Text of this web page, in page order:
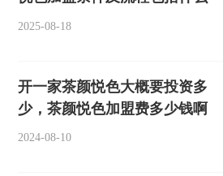
2025-08-18
开一家茶颜悦色大概要投资多
少，茶颜悦色加盟费多少钱啊
2024-08-10